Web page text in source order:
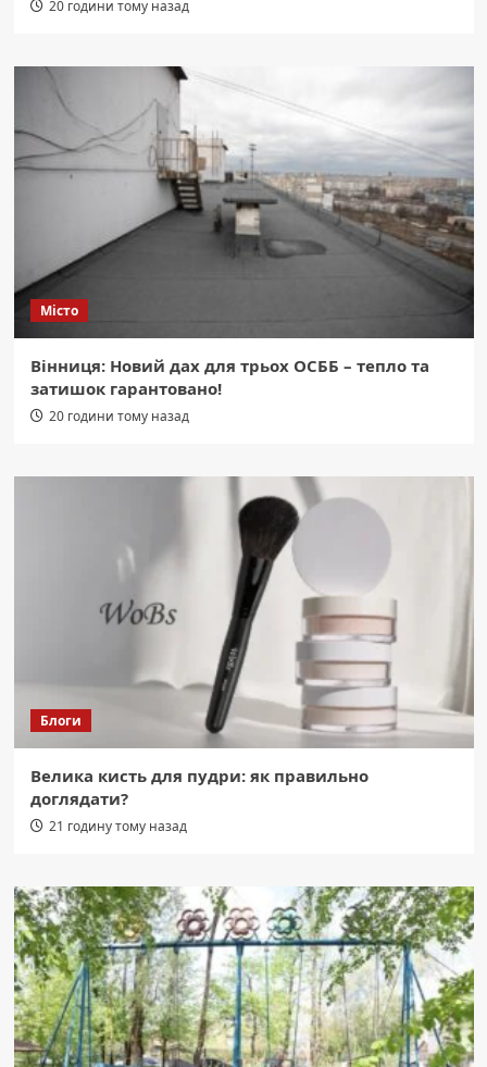
20 години тому назад
Місто
Вінниця: Новий дах для трьох ОСББ – тепло та
затишок гарантовано!
20 години тому назад
Блоги
Велика кисть для пудри: як правильно
доглядати?
21 годину тому назад